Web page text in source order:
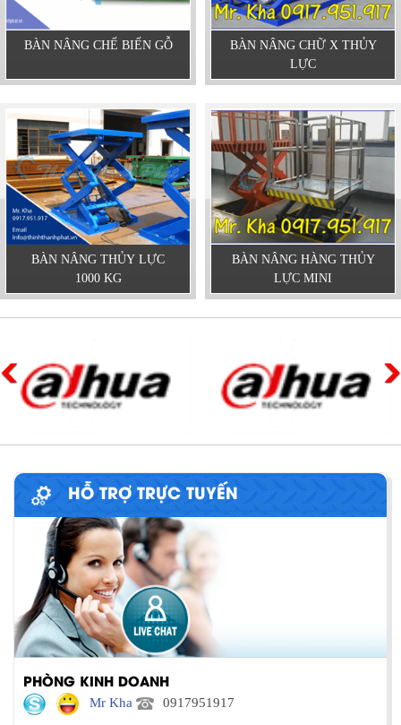
BÀN NÂNG CHẾ BIẾN GỖ
BÀN NÂNG CHỮ X THỦY
LỰC
BÀN NÂNG THỦY LỰC
1000 KG
BÀN NÂNG HÀNG THỦY
LỰC MINI
HỖ TRỢ TRỰC TUYẾN
PHÒNG KINH DOANH
Mr Kha 0917951917